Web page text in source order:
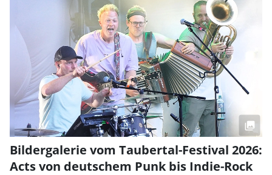
Bildergalerie vom Taubertal-Festival 2026:
Acts von deutschem Punk bis Indie-Rock